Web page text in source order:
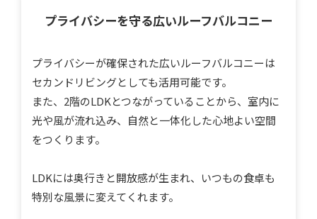
プライバシーを守る広いルーフバルコニー
プライバシーが確保された広いルーフバルコニーは
セカンドリビングとしても活用可能です。
また、2階のLDKとつながっていることから、室内に
光や風が流れ込み、自然と一体化した心地よい空間
をつくります。
LDKには奥行きと開放感が生まれ、いつもの食卓も
特別な風景に変えてくれます。